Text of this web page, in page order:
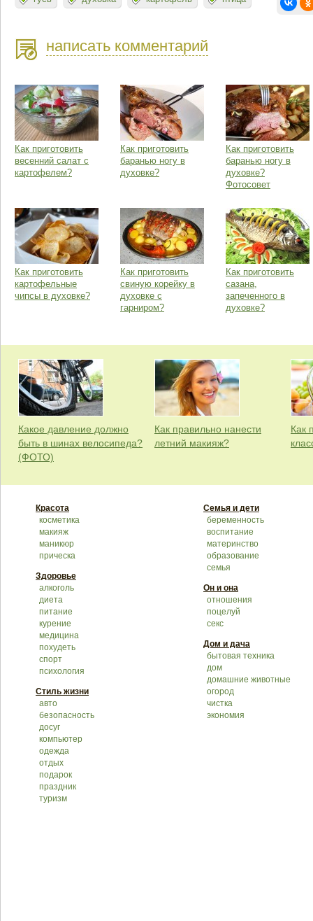
написать комментарий
Как приготовить
весенний салат с
картофелем?
Как приготовить
баранью ногу в
духовке?
Как приготовить
баранью ногу в
духовке?
Фотосовет
Как приготовить
картофельные
чипсы в духовке?
Как приготовить
свиную корейку в
духовке с
гарниром?
Как приготовить
сазана,
запеченного в
духовке?
Какое давление должно
быть в шинах велосипеда?
(ФОТО)
Как правильно нанести
летний макияж?
Как
Красота
косметика
макияж
маникюр
прическа
Здоровье
алкоголь
диета
питание
курение
медицина
похудеть
спорт
психология
Стиль жизни
авто
безопасность
досуг
компьютер
одежда
отдых
подарок
праздник
туризм
Семья и дети
беременность
воспитание
материнство
образование
семья
Он и она
отношения
поцелуй
секс
Дом и дача
бытовая техника
дом
домашние животные
огород
чистка
экономия